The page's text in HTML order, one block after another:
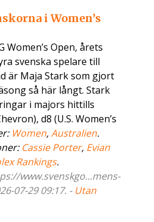
i Women’s
Women’s Open, årets
svenska spelare till
är Maja Stark som gjort
så här långt. Stark
i majors hittills
d8 (U.S. Women’s
Women,Australien.
Cassie Porter, Evian
Rankings.
www.svenskgo...mens-
07-29 09:17. - Utan